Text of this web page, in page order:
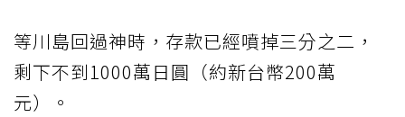
等川島回過神時，存款已經噴掉三分之二，
剩下不到1000萬日圓（約新台幣200萬
元）。